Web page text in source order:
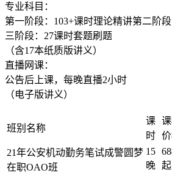
专业科目：
第一阶段：103+课时理论精讲第二阶
三阶段：27课时套题刷题
（含17本纸质版讲义）
直播网课：
公告后上课，每晚直播2小时
（电子版讲义）
班别名称
课
时
21年公安机动勤务笔试成警圆梦
在职OAO班
15
晚 起